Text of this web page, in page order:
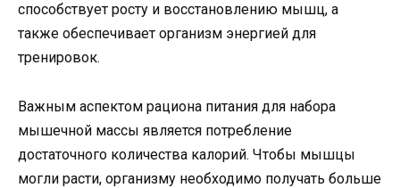
способствует росту и восстановлению мышц, а
также обеспечивает организм энергией для
тренировок.
Важным аспектом рациона питания для набора
мышечной массы является потребление
достаточного количества калорий. Чтобы мышцы
могли расти, организму необходимо получать больше